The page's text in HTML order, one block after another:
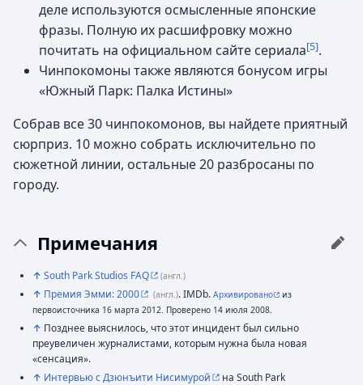
деле используются осмысленные японские
фразы. Полную их расшифровку можно
почитать на официальном сайте сериала[5].
Чинпокомоны также являются бонусом игры
«Южный Парк: Палка Истины»
Собрав все 30 чинпокомонов, вы найдете приятный
сюрприз. 10 можно собрать исключительно по
сюжетной линии, остальные 20 разбросаны по
городу.
Примечания
↑ South Park Studios FAQ (англ.)
↑ Премия Эмми: 2000 (англ.). IMDb. Архивировано
из
первоисточника 16 марта 2012. Проверено 14 июля 2008.
↑ Позднее выяснилось, что этот инцидент был сильно
преувеличен журналистами, которым нужна была новая
«сенсация».
↑ Интервью с Дзюнъити Нисимурой
на South Park